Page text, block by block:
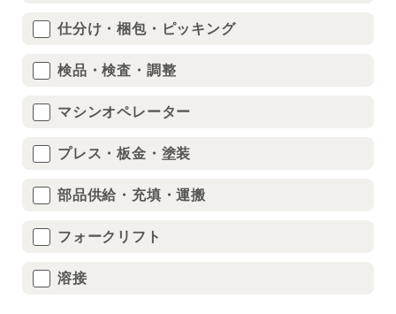
仕分け・梱包・ピッキング
検品・検査・調整
マシンオペレーター
プレス・板金・塗装
部品供給・充填・運搬
フォークリフト
溶接